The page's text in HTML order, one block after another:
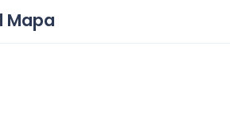
Mapa